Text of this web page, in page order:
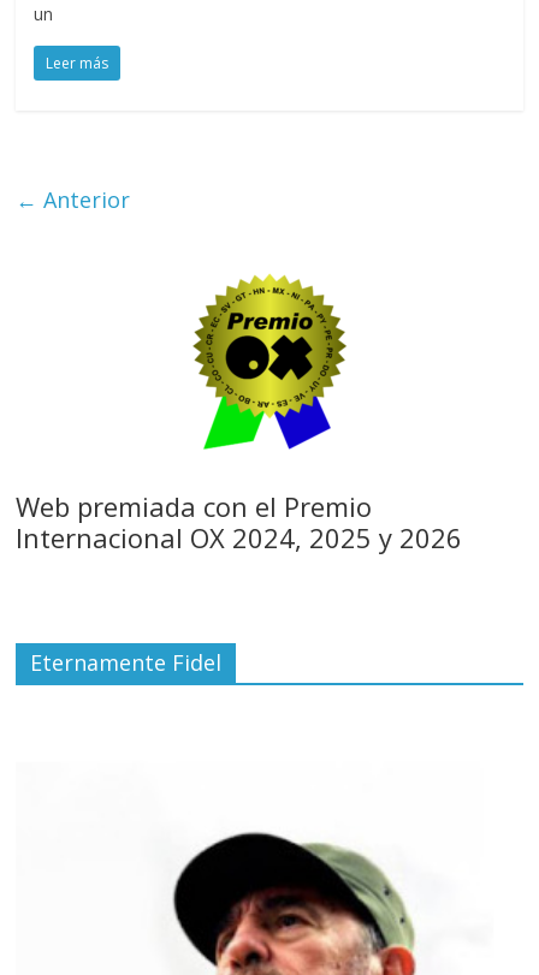
un
Leer más
← Anterior
Web premiada con el Premio
Internacional OX 2024, 2025 y 2026
Eternamente Fidel